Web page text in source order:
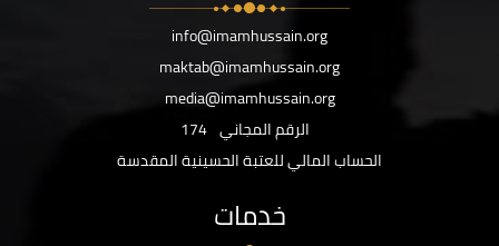
info@imamhussain.org
maktab@imamhussain.org
media@imamhussain.org
الرقم المجاني 174
الحساب المالي للعتبة الحسينية المقدسة
خدمات